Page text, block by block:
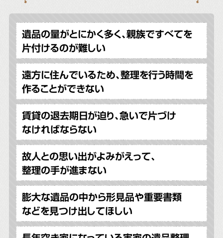
遺品の量がとにかく多く、親族ですべてを
片付けるのが難しい
遠方に住んでいるため、整理を行う時間を
作ることができない
賃貸の退去期日が迫り、急いで片づけ
なければならない
故人との思い出がよみがえって、
整理の手が進まない
膨大な遺品の中から形見品や重要書類
などを見つけ出してほしい